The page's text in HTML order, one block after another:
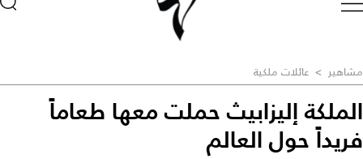
مشاهير > عائلات ملكية
الملكة إليزابيث حملت معها طعاماً
فريداً حول العالم